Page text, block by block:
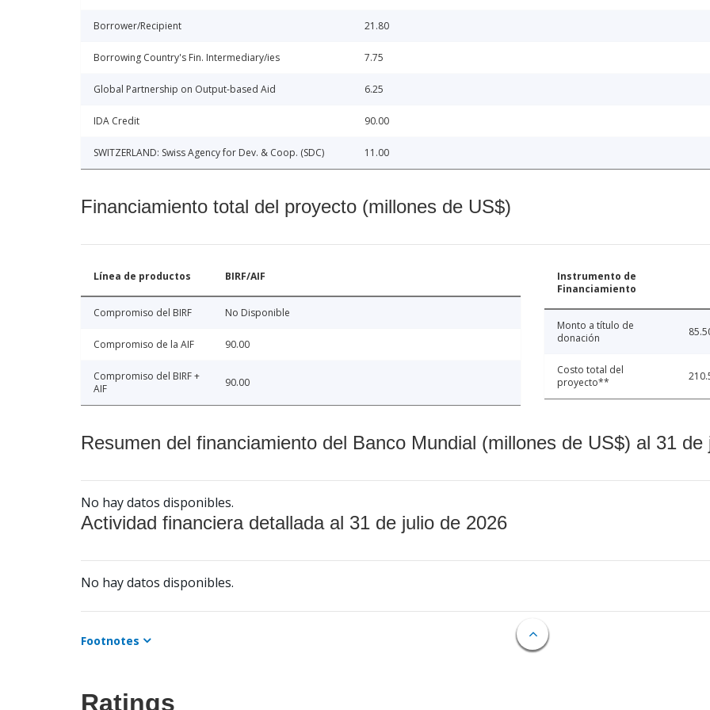
Borrower/Recipient 21.80
Borrowing Country's Fin. Intermediary/ies 7.75
Global Partnership on Output-based Aid 6.25
IDA Credit 90.00
SWITZERLAND: Swiss Agency for Dev. & Coop. (SDC) 11.00
Financiamiento total del proyecto (millones de US$)
Línea de productos BIRF/AIF
Compromiso del BIRF No Disponible
Compromiso de la AIF 90.00
Compromiso del BIRF +
AIF
90.00
Instrumento de
Financiamiento
Monto a título de
donación
Costo total del
proyecto**
Resumen del financiamiento del Banco Mundial (millones de US$) al 31 de
No hay datos disponibles.
Actividad financiera detallada al 31 de julio de 2026
No hay datos disponibles.
Footnotes
Ratings